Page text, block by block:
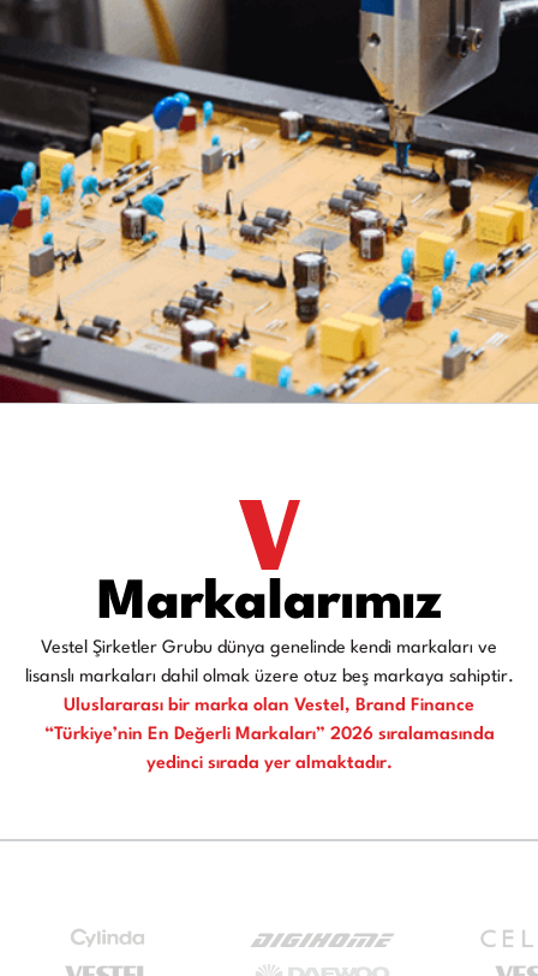
Markalarımız
Vestel Şirketler Grubu dünya genelinde kendi markaları ve
lisanslı markaları dahil olmak üzere otuz beş markaya sahiptir.
Uluslararası bir marka olan Vestel, Brand Finance
“Türkiye’nin En Değerli Markaları” 2026 sıralamasında
yedinci sırada yer almaktadır.